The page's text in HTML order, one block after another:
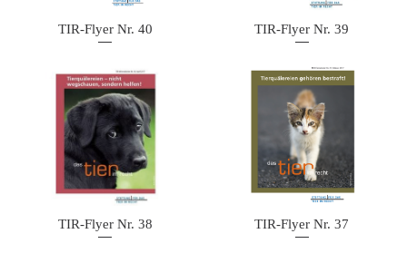
TIR-Flyer Nr. 40 TIR-Flyer Nr. 39
TIR-Flyer Nr. 38 TIR-Flyer Nr. 37